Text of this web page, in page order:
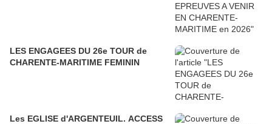
LES ENGAGEES DU 26e TOUR de
CHARENTE-MARITIME FEMININ
Les EGLISE d'ARGENTEUIL. ACCESS